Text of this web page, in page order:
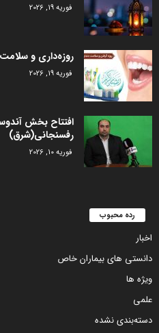
فوریه 19, 2026
روزه‌داری و
فوریه 19, 2026
افتتاح بخش
رفسنجانی(شرق)
فوریه 10, 2026
رده محبوب
اخبار
دانستی های بیماران خاص
ویژه ها
علمی
دسته‌بندی نشده